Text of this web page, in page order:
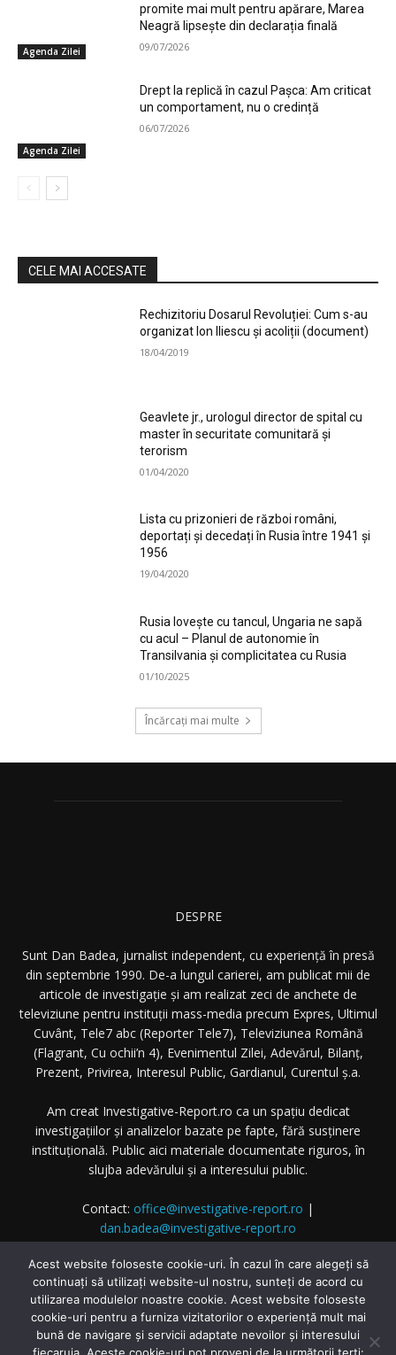
Agenda Zilei
promite mai mult pentru apărare, Marea
Neagră lipsește din declarația finală
09/07/2026
Agenda Zilei
Drept la replică în cazul Pașca: Am criticat
un comportament, nu o credință
06/07/2026
CELE MAI ACCESATE
Rechizitoriu Dosarul Revoluției: Cum s-au
organizat Ion Iliescu și acoliții (document)
18/04/2019
Geavlete jr., urologul director de spital cu
master în securitate comunitară și
terorism
01/04/2020
Lista cu prizonieri de război români,
deportați și decedați în Rusia între 1941 și
1956
19/04/2020
Rusia lovește cu tancul, Ungaria ne sapă
cu acul – Planul de autonomie în
Transilvania și complicitatea cu Rusia
01/10/2025
Încărcați mai multe
DESPRE
Sunt Dan Badea, jurnalist independent, cu experiență în presă
din septembrie 1990. De-a lungul carierei, am publicat mii de
articole de investigație și am realizat zeci de anchete de
televiziune pentru instituții mass-media precum Expres, Ultimul
Cuvânt, Tele7 abc (Reporter Tele7), Televiziunea Română
(Flagrant, Cu ochii’n 4), Evenimentul Zilei, Adevărul, Bilanț,
Prezent, Privirea, Interesul Public, Gardianul, Curentul ș.a.
Am creat Investigative-Report.ro ca un spațiu dedicat
investigațiilor și analizelor bazate pe fapte, fără susținere
instituțională. Public aici materiale documentate riguros, în
slujba adevărului și a interesului public.
Contact: office@investigative-report.ro |
dan.badea@investigative-report.ro
© 2025 Investigative-Report.ro. Toate drepturile rezervate.
Acest website foloseste cookie-uri. În cazul în care alegeți să
continuați să utilizați website-ul nostru, sunteți de acord cu
utilizarea modulelor noastre cookie. Acest website foloseste
cookie-uri pentru a furniza vizitatorilor o experiență mult mai
bună de navigare și servicii adaptate nevoilor și interesului